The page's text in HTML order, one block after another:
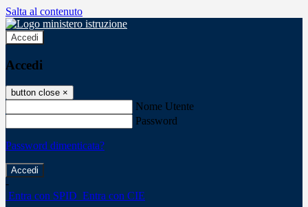
Salta al contenuto
Accedi
Accedi
button close ×
Nome Utente
Password
Password dimenticata?
-
Entra con SPID Entra con CIE